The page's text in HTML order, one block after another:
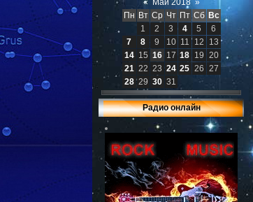
« Май 2018 »
Пн Вт Ср Чт Пт Сб Вс
1
2 3 4 5
6
7
8 9 10 11 12
13
14 15 16 17 18 19 20
21 22 23 24 25 26 27
28 29 30 31
Радио онлайн